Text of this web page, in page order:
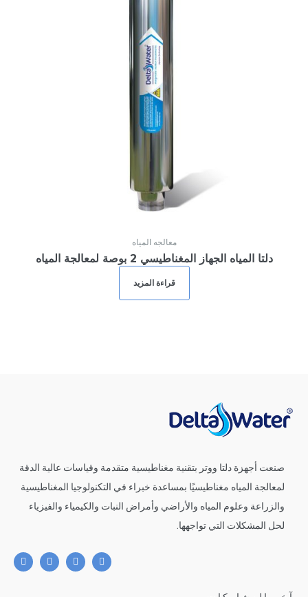
معالجه المياه
دلتا المياه الجهاز المغناطيسي 2 بوصة لمعالجة المياه
قراءة المزيد
صنعت أجهزة دلتا ووتر بتقنية مغناطيسية متقدمة وقياسات عالية الدقة
لمعالجة المياه مغناطيسيًا بمساعدة خبراء في التكنولوجيا المغناطيسية
والزراعة وعلوم المياه والأراضي وأمراض النبات والكيمياء والفيزياء
لحل المشكلات التي تواجهها.